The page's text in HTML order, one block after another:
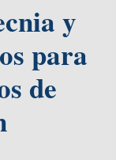
y
para
de